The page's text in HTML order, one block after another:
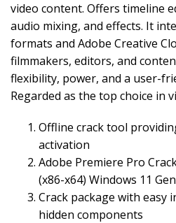
video content. Offers timeline
audio mixing, and effects. It
formats and Adobe Creative
filmmakers, editors, and
flexibility, power, and a user-
Regarded as the top choice in
Offline crack tool
activation
Adobe Premiere Pro
(x86-x64) Windows 11
Crack package with easy
hidden components